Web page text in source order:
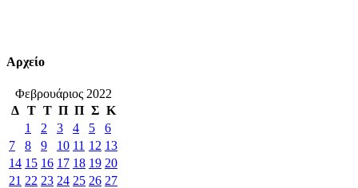
Αρχείο
Φεβρουάριος 2022
Δ Τ Τ Π Π Σ Κ
1
2 3 4 5
6
7
8 9 10 11 12 13
14 15 16 17 18 19 20
21 22 23 24 25 26 27